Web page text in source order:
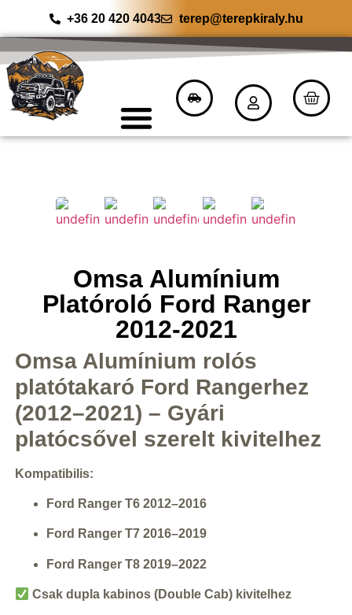
+36 20 420 4043 terep@terepkiraly.hu
Omsa Alumínium
Platóroló Ford Ranger
2012-2021
Omsa Alumínium rolós
platótakaró Ford Rangerhez
(2012–2021) – Gyári
platócsővel szerelt kivitelhez
Kompatibilis:
Ford Ranger T6 2012–2016
Ford Ranger T7 2016–2019
Ford Ranger T8 2019–2022
Csak dupla kabinos (Double Cab) kivitelhez